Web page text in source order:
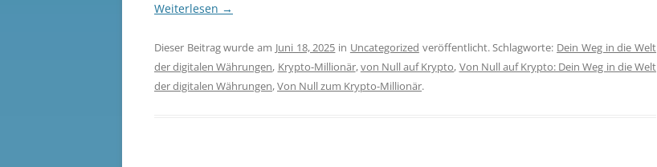
Weiterlesen →
Dieser Beitrag wurde am Juni 18, 2025 in Uncategorized veröffentlicht. Schlagworte: Dein Weg in die Welt
der digitalen Währungen, Krypto-Millionär,von Null auf Krypto, Von Null auf Krypto: Dein Weg in die Welt
der digitalen Währungen,Von Null zum Krypto-Millionär.